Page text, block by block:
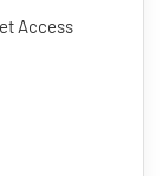
Access